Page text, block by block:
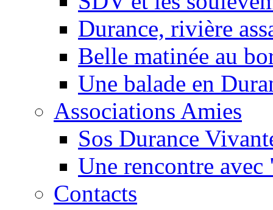
Durance, rivière
Belle matinée au
Une balade en
Associations Amies
Sos Durance
Une rencontre
Contacts